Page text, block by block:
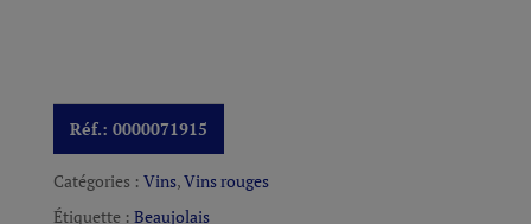
Réf.: 0000071915
Catégories : Vins,Vins rouges
Étiquette : Beaujolais